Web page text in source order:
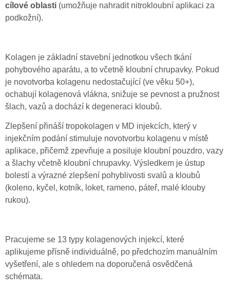
cílové oblasti (umožňuje nahradit nitrokloubní aplikaci za
podkožní).
Kolagen je základní stavební jednotkou všech tkání
pohybového aparátu, a to včetně kloubní chrupavky. Pokud
je novotvorba kolagenu nedostačující (ve věku 50+),
ochabují kolagenová vlákna, snižuje se pevnost a pružnost
šlach, vazů a dochází k degeneraci kloubů.
Zlepšení přináší tropokolagen v MD injekcích, který v
injekčním podání stimuluje novotvorbu kolagenu v místě
aplikace, přičemž zpevňuje a posiluje kloubní pouzdro, vazy
a šlachy včetně kloubní chrupavky. Výsledkem je ústup
bolestí a výrazné zlepšení pohyblivosti svalů a kloubů
(koleno, kyčel, kotník, loket, rameno, páteř, malé klouby
rukou).
Pracujeme se 13 typy kolagenových injekcí, které
aplikujeme přísně individuálně, po předchozím manuálním
vyšetření, ale s ohledem na doporučená osvědčená
schémata.